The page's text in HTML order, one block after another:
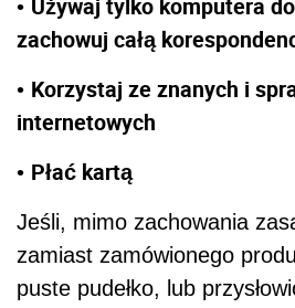
• Używaj tylko komputera
zachowuj całą
• Korzystaj ze znanych i
internetowych
• Płać kartą
Jeśli, mimo zachowania
zamiast zamówionego
puste pudełko, lub